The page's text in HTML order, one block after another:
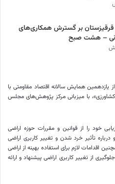
قرقیزستان بر گسترش همکاری‌های
– هشت صبح
همایش سالانه اقتصاد مقاومتی با
با میزبانی مرکز پژوهش‌های مجلس
خود را از قوانین و مقررات حوزه اراضی
تأثیر خرد شدن و تغییر کاربری اراضی
اقدامات لازم برای استفاده بهینه از اراضی
از تغییر کاربری اراضی پیشنهاد و ارائه